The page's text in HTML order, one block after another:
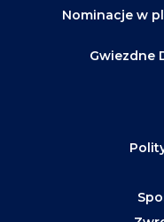
Nominacje w
Gwiezdne